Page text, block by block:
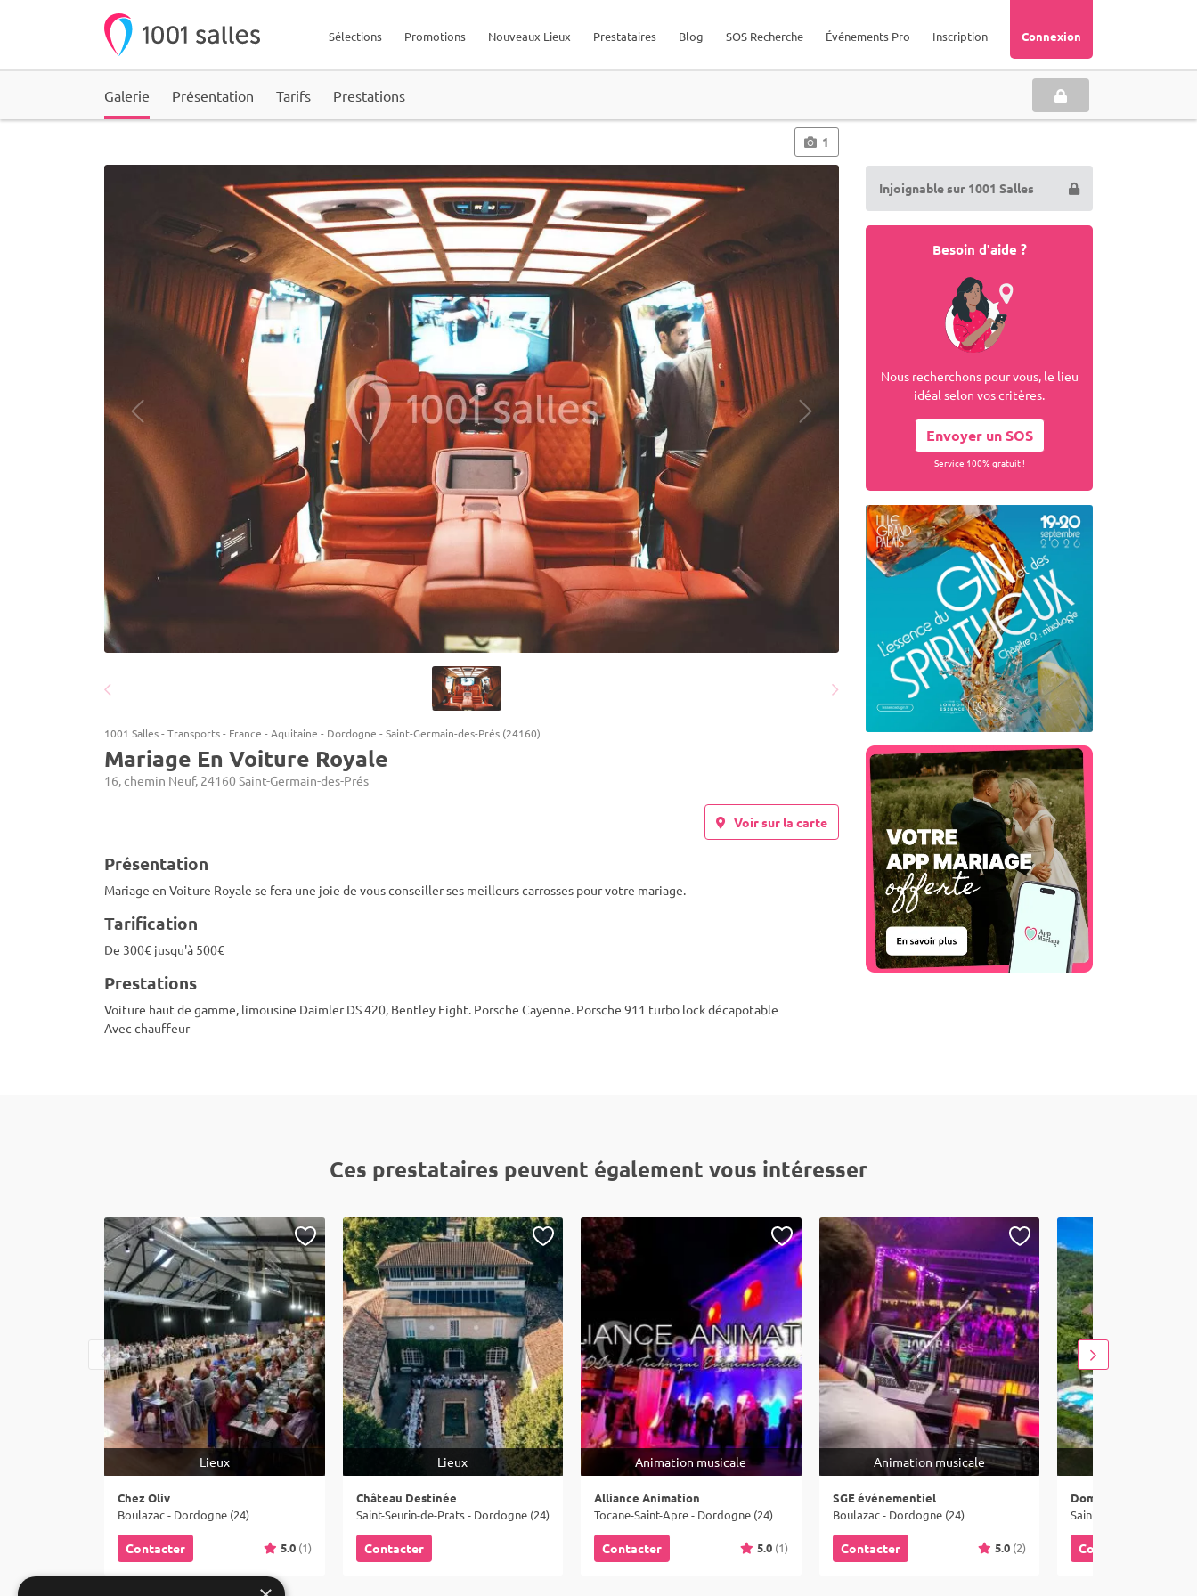
Connexion
Inscription
Événements Pro
SOS Recherche
Blog
Prestataires
Nouveaux Lieux
Promotions
Sélections
Galerie Présentation Tarifs Prestations
1
1001 Salles-Transports- France -Aquitaine - Dordogne -Saint-Germain-des-Prés (24160)
Mariage En Voiture Royale
16, chemin Neuf, 24160 Saint-Germain-des-Prés
Voir sur la carte
Présentation
Mariage en Voiture Royale se fera une joie de vous conseiller ses meilleurs carrosses pour votre mariage.
Tarification
De 300€ jusqu'à 500€
Prestations
Voiture haut de gamme, limousine Daimler DS 420, Bentley Eight. Porsche Cayenne. Porsche 911 turbo lock décapotable
Avec chauffeur
Injoignable sur 1001 Salles
Besoin d'aide ?
Nous recherchons pour vous, le lieu
idéal selon vos critères.
Envoyer un SOS
Service 100% gratuit !
Ces prestataires peuvent également vous intéresser
Lieux
Chez Oliv
Boulazac - Dordogne (24)
Contacter 5.0 (1)
Lieux
Château Destinée
Saint-Seurin-de-Prats - Dordogne (24)
Contacter
Animation musicale
Alliance Animation
Tocane-Saint-Apre - Dordogne (24)
Contacter 5.0 (1)
Animation musicale
SGE événementiel
Boulazac - Dordogne (24)
Contacter 5.0 (2) Contacter